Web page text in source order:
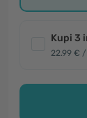
Kupi 3
22.99 €